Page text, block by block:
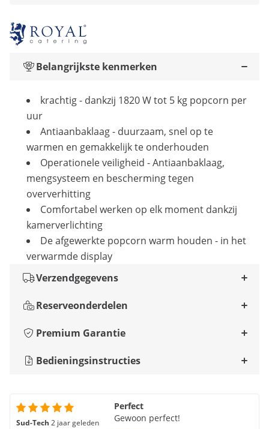
Belangrijkste kenmerken
krachtig - dankzij 1820 W tot 5 kg popcorn per
uur
Antiaanbaklaag - duurzaam, snel op te
warmen en gemakkelijk te onderhouden
Operationele veiligheid - Antiaanbaklaag,
mengsysteem en bescherming tegen
oververhitting
Comfortabel werken op elk moment dankzij
kamerverlichting
De afgewerkte popcorn warm houden - in het
verwarmde display
Verzendgegevens
Reserveonderdelen
Premium Garantie
Bedieningsinstructies
Sud-Tech 2 jaar geleden
Perfect
Gewoon perfect!